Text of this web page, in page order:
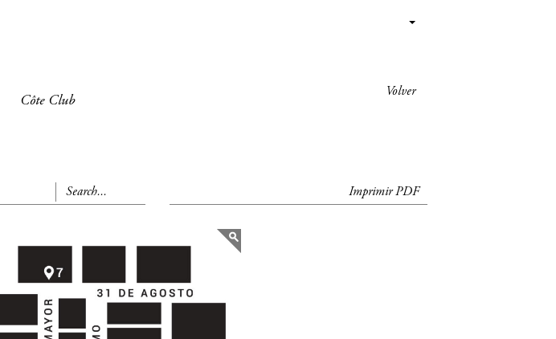
Volver
Côte Club
Imprimir PDF